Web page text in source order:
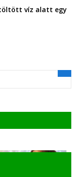
víz alatt egy